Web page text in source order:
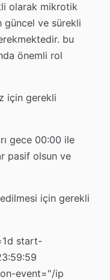
olarak mikrotik
güncel ve sürekli
bu
önemli rol
için gerekli
gece 00:00 ile
pasif olsun ve
edilmesi için gerekli
start-
event="/ip